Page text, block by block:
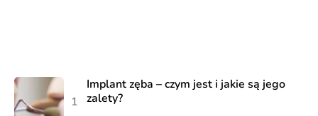
Implant zęba – czym jest i jakie są jego
zalety?